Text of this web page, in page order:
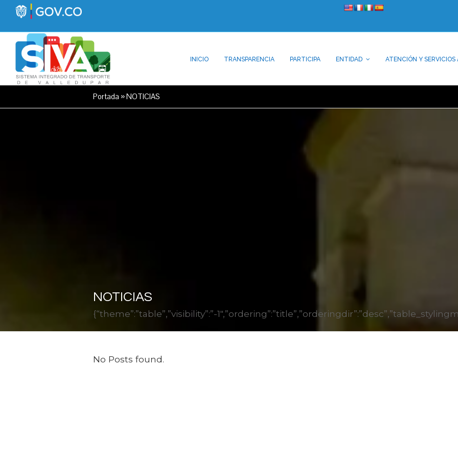
INICIO TRANSPARENCIA PARTICIPA ENTIDAD ATENCIÓN Y SERVICIOS
Portada »NOTICIAS
NOTICIAS
{“theme”:”table”,”visibility”:”-
No Posts found.